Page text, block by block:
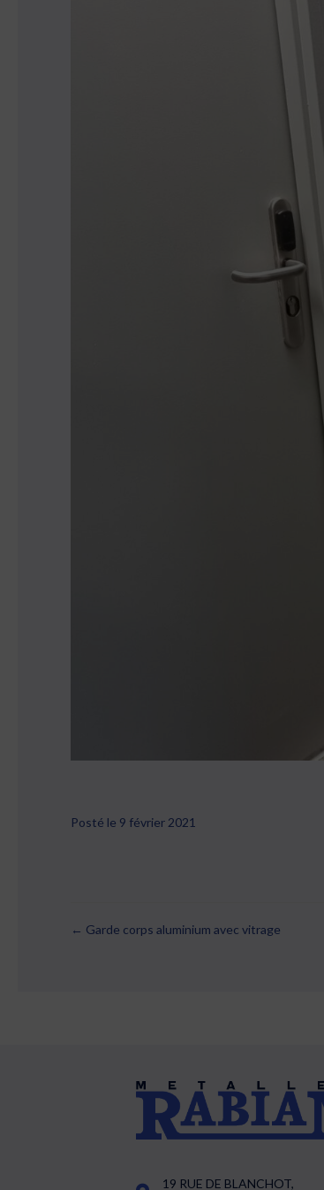
Posté le 9 février 2021
Posts
← Garde corps aluminium avec vitrage
19 RUE DE BLANCHOT,